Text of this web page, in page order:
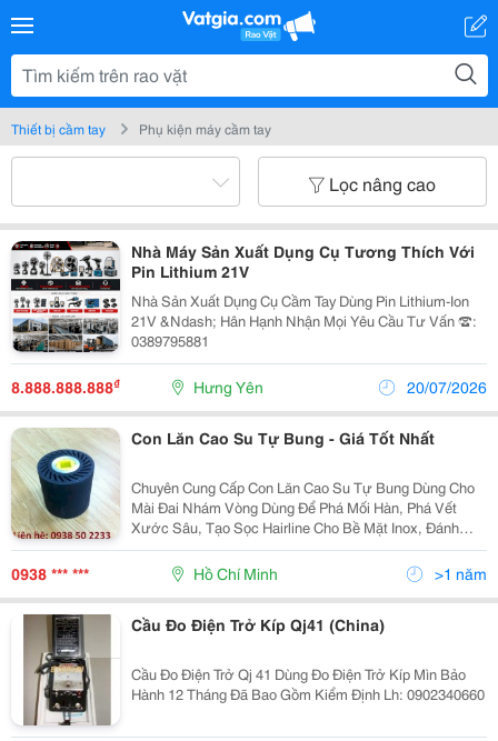
Thiết bị cầm tay Phụ kiện máy cầm tay
Lọc nâng cao
Nhà Máy Sản Xuất Dụng Cụ Tương Thích Với
Pin Lithium 21V
Nhà Sản Xuất Dụng Cụ Cầm Tay Dùng Pin Lithium-Ion
21V &Ndash; Hân Hạnh Nhận Mọi Yêu Cầu Tư Vấn ☎️:
0389795881
8.888.888.888₫ Hưng Yên 20/07/2026
Con Lăn Cao Su Tự Bung - Giá Tốt Nhất
Chuyên Cung Cấp Con Lăn Cao Su Tự Bung Dùng Cho
Mài Đai Nhám Vòng Dùng Để Phá Mối Hàn, Phá Vết
Xước Sâu, Tạo Sọc Hairline Cho Bề Mặt Inox, Đánh
Bóng Bề Mặt Inox Lê Duy Công Ty Kỹ Thuật Công
Nghiệp Hưng Phát Hp: 0938.50.2233 404 Trường
0938 *** *** Hồ Chí Minh >1 năm
Cầu Đo Điện Trở Kíp Qj41 (China)
Cầu Đo Điện Trở Qj 41 Dùng Đo Điện Trở Kíp Mìn Bảo
Hành 12 Tháng Đã Bao Gồm Kiểm Định Lh: 0902340660